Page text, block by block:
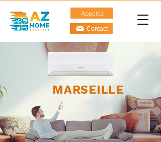
Appelez
Contact
MARSEILLE